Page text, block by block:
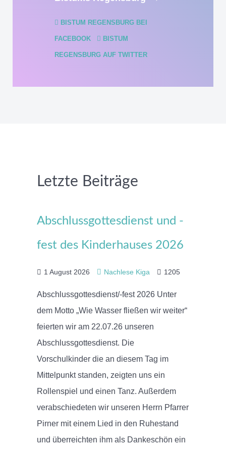
BISTUM REGENSBURG BEI
FACEBOOK BISTUM
REGENSBURG AUF TWITTER
Letzte Beiträge
Abschlussgottesdienst und -
fest des Kinderhauses 2026
1 August 2026 Nachlese Kiga 1205
Abschlussgottesdienst/-fest 2026 Unter
dem Motto „Wie Wasser fließen wir weiter“
feierten wir am 22.07.26 unseren
Abschlussgottesdienst. Die
Vorschulkinder die an diesem Tag im
Mittelpunkt standen, zeigten uns ein
Rollenspiel und einen Tanz. Außerdem
verabschiedeten wir unseren Herrn Pfarrer
Pirner mit einem Lied in den Ruhestand
und überreichten ihm als Dankeschön ein